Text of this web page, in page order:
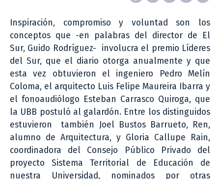
Inspiración, compromiso y voluntad son los
conceptos que -en palabras del director de El
Sur, Guido Rodríguez- involucra el premio Líderes
del Sur, que el diario otorga anualmente y que
esta vez obtuvieron el ingeniero Pedro Melín
Coloma, el arquitecto Luis Felipe Maureira Ibarra y
el fonoaudiólogo Esteban Carrasco Quiroga, que
la UBB postuló al galardón. Entre los distinguidos
estuvieron también Joel Bustos Barrueto, Ren,
alumno de Arquitectura, y Gloria Callupe Rain,
coordinadora del Consejo Público Privado del
proyecto Sistema Territorial de Educación de
nuestra Universidad, nominados por otras